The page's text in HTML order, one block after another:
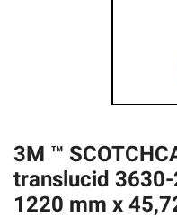
3M ™
translucid 3630-
1220 mm x